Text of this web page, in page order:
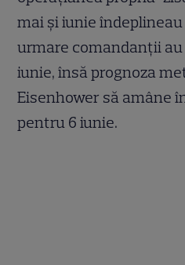
mai și iunie
urmare comandanții
iunie, însă prognoza
Eisenhower să amâne
pentru 6 iunie.